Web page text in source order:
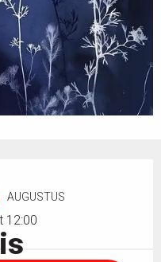
AUGUSTUS
12:00